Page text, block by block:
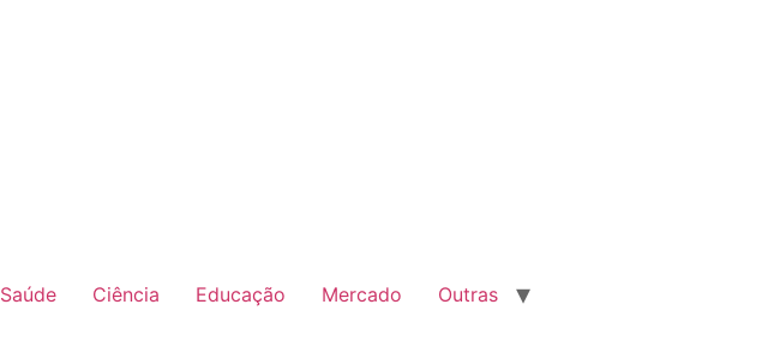
Saúde Ciência Educação Mercado Outras